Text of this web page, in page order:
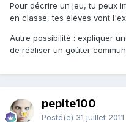
Pour décrire un jeu, tu peux
en classe, tes élèves vont
Autre possibilité : expliquer
de réaliser un goûter
pepite100
Posté(e) 31 juillet 2011